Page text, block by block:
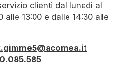
clienti dal lunedì al
alle 13:00 e dalle 14:30 alle